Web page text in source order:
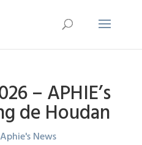
– APHIE’s
de Houdan
Aphie's News